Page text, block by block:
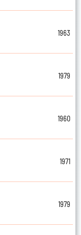
1963
1979
1960
1971
1979